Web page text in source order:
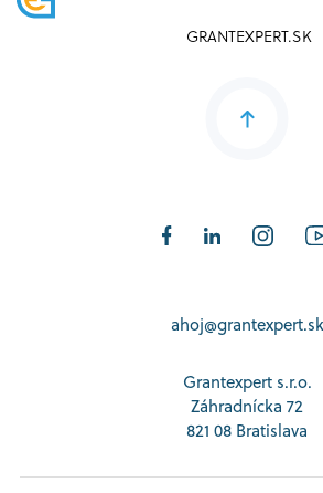
GRANTEXPERT.SK
ahoj@grantexpert.sk
Grantexpert s.r.o.
Záhradnícka 72
821 08 Bratislava